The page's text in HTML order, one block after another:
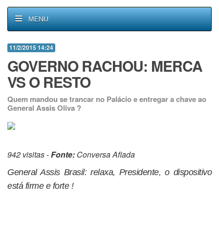
MENU
11/2/2015 14:24
GOVERNO RACHOU: MERCA
VS O RESTO
Quem mandou se trancar no Palácio e entregar a chave ao
General Assis Oliva ?
942 visitas -Fonte: Conversa Afiada
General Assis Brasil: relaxa, Presidente, o dispositivo
está firme e forte !